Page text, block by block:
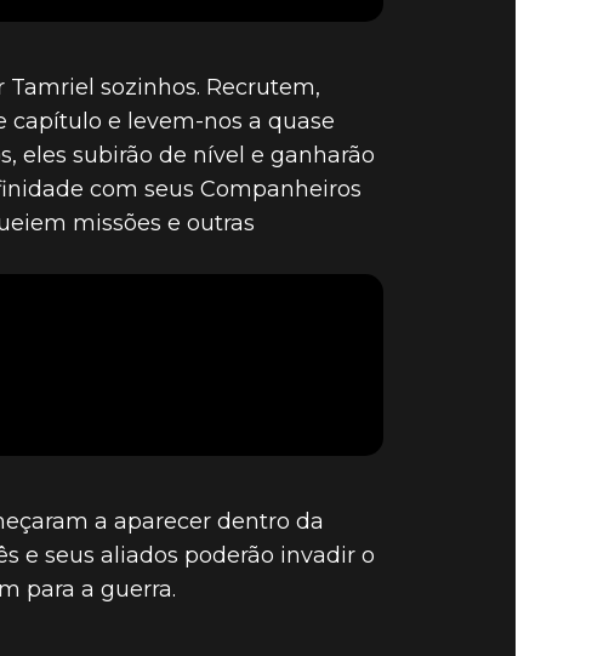
sozinhos. Recrutem,
capítulo e levem-nos a quase
eles subirão de nível e ganharão
com seus Companheiros
missões e outras
a aparecer dentro da
e seus aliados poderão invadir o
para a guerra.